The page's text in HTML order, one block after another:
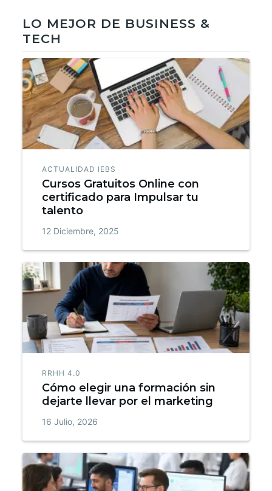
LO MEJOR DE BUSINESS &
TECH
ACTUALIDAD IEBS
Cursos Gratuitos Online con
certificado para Impulsar tu
talento
12 Diciembre, 2025
RRHH 4.0
Cómo elegir una formación sin
dejarte llevar por el marketing
16 Julio, 2026